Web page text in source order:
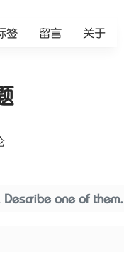
签 留言 关于
one of them.